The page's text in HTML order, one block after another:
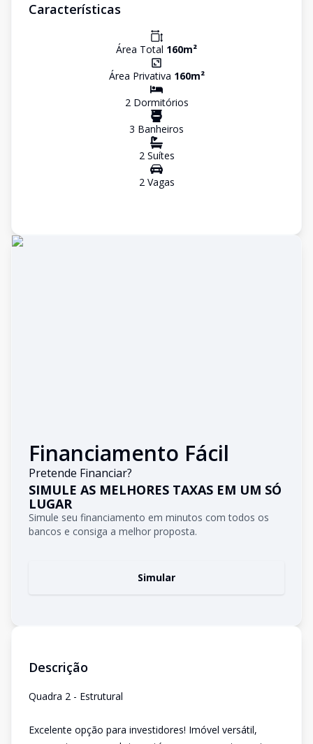
Características
Área Total 160m²
Área Privativa 160m²
2Dormitórios
3 Banheiros
2Suítes
2Vagas
Financiamento Fácil
Pretende Financiar?
SIMULE AS MELHORES TAXAS EM UM SÓ
LUGAR
Simule seu financiamento em minutos com todos os
bancos e consiga a melhor proposta.
Simular
Descrição
Quadra 2 - Estrutural
Excelente opção para investidores! Imóvel versátil,